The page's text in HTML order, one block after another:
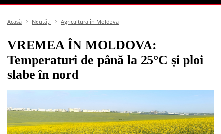
Acasă Noutăți Agricultura în Moldova
VREMEA ÎN MOLDOVA:
Temperaturi de până la 25°C și ploi
slabe în nord